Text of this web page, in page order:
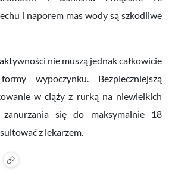
i naporem mas wody są szkodliwe
nie muszą jednak całkowicie
wypoczynku. Bezpieczniejszą
w ciąży z rurką na niewielkich
zanurzania się do maksymalnie 18
z lekarzem.